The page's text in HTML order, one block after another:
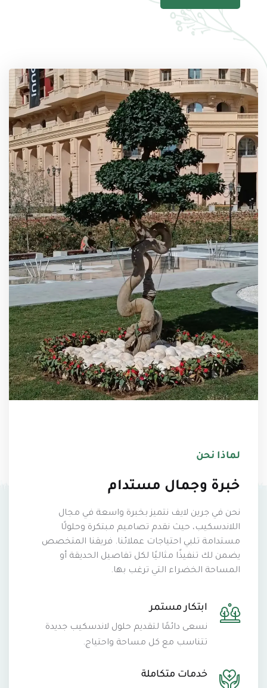
لماذا نحن
خبرة وجمال مستدام
نحن في جرين لايف نتميز بخبرة واسعة في مجال
اللاندسكيب، حيث نقدم تصاميم مبتكرة وحلولًا
مستدامة تلبي احتياجات عملائنا. فريقنا المتخصص
يضمن لك تنفيذًا مثاليًا لكل تفاصيل الحديقة أو
المساحة الخضراء التي ترغب بها.
ابتكار مستمر
نسعى دائمًا لتقديم حلول لاندسكيب جديدة
تتناسب مع كل مساحة واحتياج.
خدمات متكاملة